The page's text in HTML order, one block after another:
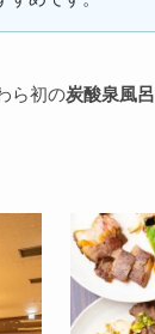
ら初の炭酸泉風呂